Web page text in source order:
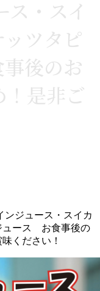
・スイ
ツタピ
後のお
！是非ご
ジュース・スイカ
ュース お食事後の
味ください！